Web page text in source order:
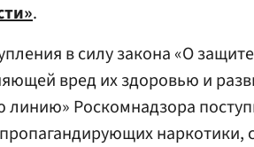
.
в силу закона «О
вред их здоровью и
линию» Роскомнадзора
наркотики,